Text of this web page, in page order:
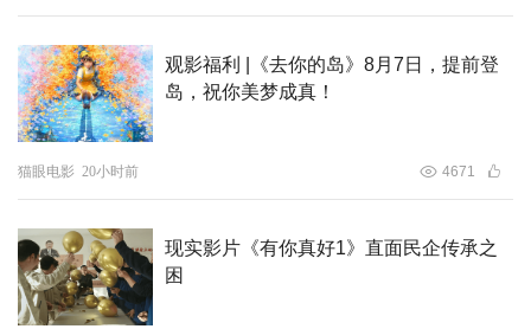
2007年，杨书华担纲导演、撰稿、制片人，创作了大型文
献纪录电影《中国三峡》，该片受到了党和国家领导的高度
关注及社会各界的广泛好评，
办和国家广电总局翻译成7国文字，推荐到50多个国家播
个国家博物馆和联合国收藏。
观影福利 |《去你的岛》8月7日，提前登
岛，祝你美梦成真！
猫眼电影 20小时前 4671
现实影片《有你真好1》直面民企传承之
困